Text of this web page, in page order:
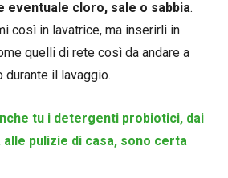
eventuale cloro, sale o sabbia.
così in lavatrice, ma inserirli in
quelli di rete così da andare a
il lavaggio.
tu i detergenti probiotici, dai
pulizie di casa, sono certa